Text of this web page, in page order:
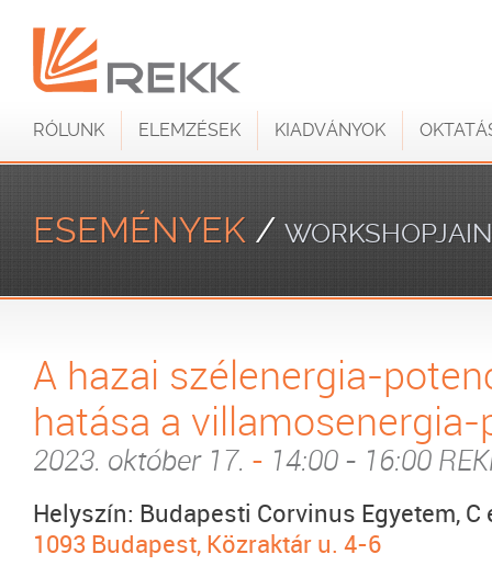
RÓLUNK ELEMZÉSEK KIADVÁNYOK
ESEMÉNYEK /
A hazai szélenergia-
hatása a
2023. október 17. - 14:00 - 16:00
Helyszín: Budapesti Corvinus Egyetem, C
1093 Budapest, Közraktár u. 4-6